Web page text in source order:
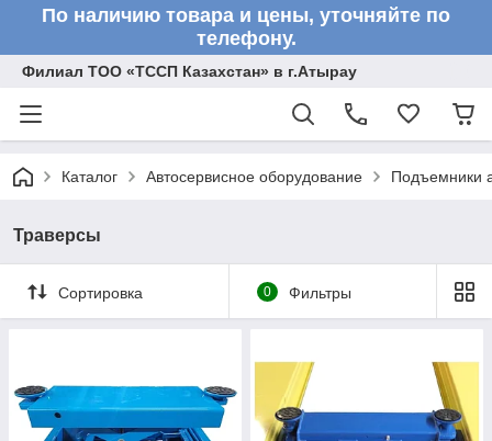
По наличию товара и цены, уточняйте по
телефону.
Филиал ТОО «ТССП Казахстан» в г.Атырау
Каталог Автосервисное оборудование Подъемники
Траверсы
Сортировка 0 Фильтры